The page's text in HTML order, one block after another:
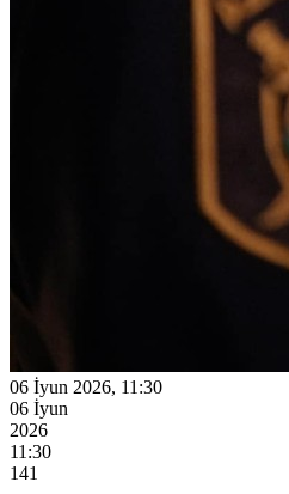
06 İyun 2026, 11:30
06 İyun
2026
11:30
141